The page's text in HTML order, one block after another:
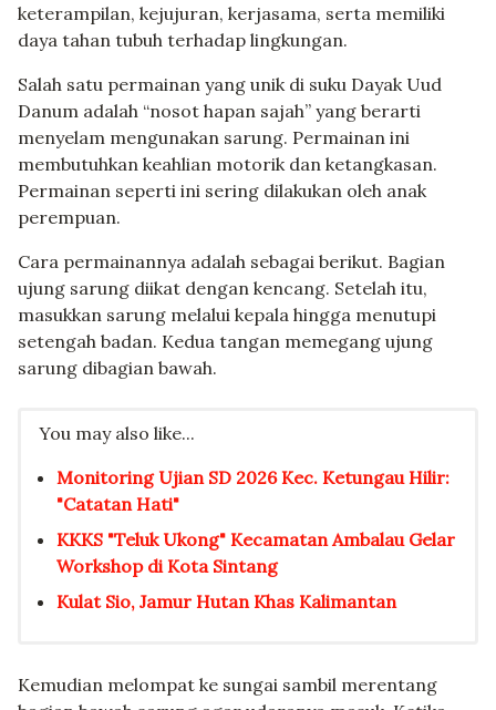
keterampilan, kejujuran, kerjasama, serta memiliki
daya tahan tubuh terhadap lingkungan.
Salah satu permainan yang unik di suku Dayak Uud
Danum adalah “nosot hapan sajah” yang berarti
menyelam mengunakan sarung. Permainan ini
membutuhkan keahlian motorik dan ketangkasan.
Permainan seperti ini sering dilakukan oleh anak
perempuan.
Cara permainannya adalah sebagai berikut. Bagian
ujung sarung diikat dengan kencang. Setelah itu,
masukkan sarung melalui kepala hingga menutupi
setengah badan. Kedua tangan memegang ujung
sarung dibagian bawah.
You may also like...
Monitoring Ujian SD 2026 Kec. Ketungau Hilir:
"Catatan Hati"
KKKS "Teluk Ukong" Kecamatan Ambalau Gelar
Workshop di Kota Sintang
Kulat Sio, Jamur Hutan Khas Kalimantan
Kemudian melompat ke sungai sambil merentang